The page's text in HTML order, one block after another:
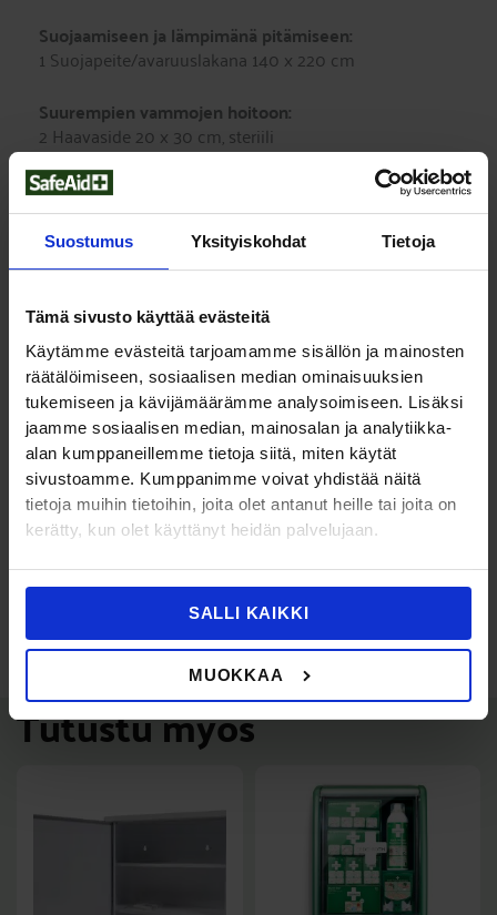
Suostumus Yksityiskohdat Tietoja
Tämä sivusto käyttää evästeitä
Käytämme evästeitä tarjoamamme sisällön ja mainosten
räätälöimiseen, sosiaalisen median ominaisuuksien
tukemiseen ja kävijämäärämme analysoimiseen. Lisäksi
jaamme sosiaalisen median, mainosalan ja analytiikka-
alan kumppaneillemme tietoja siitä, miten käytät
sivustoamme. Kumppanimme voivat yhdistää näitä
tietoja muihin tietoihin, joita olet antanut heille tai joita on
kerätty, kun olet käyttänyt heidän palvelujaan.
SALLI KAIKKI
MUOKKAA
Suojaamiseen ja lämpimänä pitämiseen:
1 Suojapeite/avaruuslakana 140 x 220 cm
Suurempien vammojen hoitoon:
2 Haavaside 20 x 30 cm, steriili
1 Kolmioliina, kuitukangas 110 x 110 x 155 cm
1 Ensiside
6 Sideharsotaitos 10 x 10 cm, steriili (2 kpl/pss)
3 Joustoside 10 cm x 4 m
1 Ihoteippi, kuitukangas 2,5 cm x 9 m
Välineet auttajalle:
1 Elvytyssuoja pussissa
2 Suojakäsineet (paria)
1 Turvaleikkuri
1 Korvaushakemus
1 Kynä
1 Hätäensiapuohjeet
SFS-standardin 5737 mukainen ensiapulaukku.
SPR ensiapulaukku sisältää lääkinnällisiä laitteita.
Valmistaja:Firstar Healthcare Company Limited
(Guangzhou)
Tutustu myös